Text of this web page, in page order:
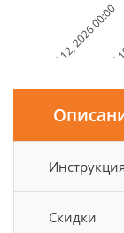
Jul 12, 2026 00:00
Инструкция
Скидки